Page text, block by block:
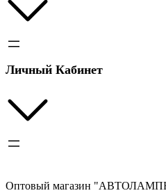
Личный Кабинет
Оптовый магазин